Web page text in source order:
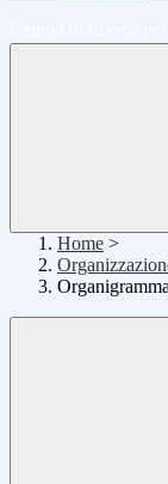
Home >
Organigramma